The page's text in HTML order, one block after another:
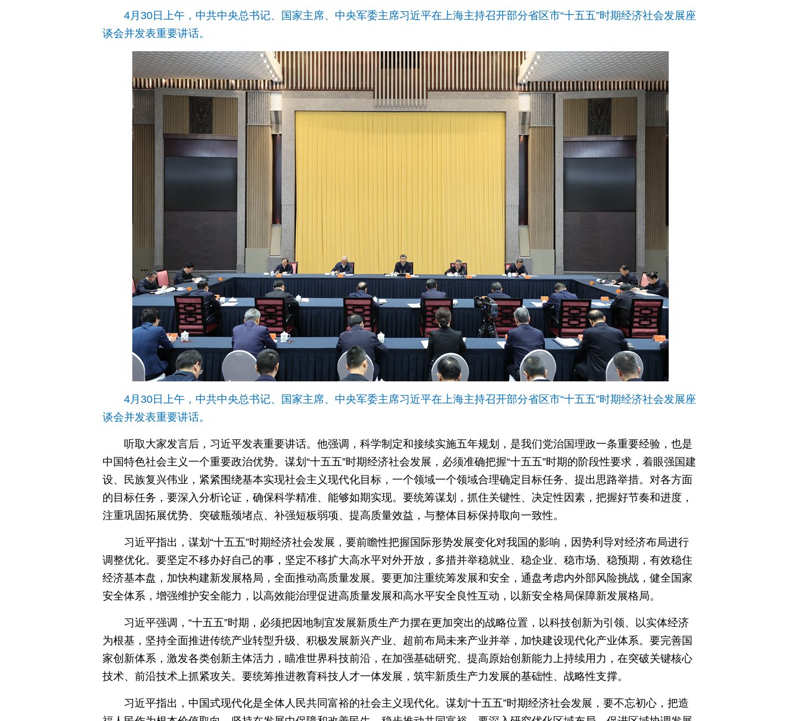
4月30日上午，中共中央总书记、国家主席、中央军委主席习近平在上海主持召开部分省区市“十五五”时期经济社会发展座
谈会并发表重要讲话。
4月30日上午，中共中央总书记、国家主席、中央军委主席习近平在上海主持召开部分省区市“十五五”时期经济社会发展座
谈会并发表重要讲话。
听取大家发言后，习近平发表重要讲话。他强调，科学制定和接续实施五年规划，是我们党治国理政一条重要经验，也是
中国特色社会主义一个重要政治优势。谋划“十五五”时期经济社会发展，必须准确把握“十五五”时期的阶段性要求，着眼强国建
设、民族复兴伟业，紧紧围绕基本实现社会主义现代化目标，一个领域一个领域合理确定目标任务、提出思路举措。对各方面
的目标任务，要深入分析论证，确保科学精准、能够如期实现。要统筹谋划，抓住关键性、决定性因素，把握好节奏和进度，
注重巩固拓展优势、突破瓶颈堵点、补强短板弱项、提高质量效益，与整体目标保持取向一致性。
习近平指出，谋划“十五五”时期经济社会发展，要前瞻性把握国际形势发展变化对我国的影响，因势利导对经济布局进行
调整优化。要坚定不移办好自己的事，坚定不移扩大高水平对外开放，多措并举稳就业、稳企业、稳市场、稳预期，有效稳住
经济基本盘，加快构建新发展格局，全面推动高质量发展。要更加注重统筹发展和安全，通盘考虑内外部风险挑战，健全国家
安全体系，增强维护安全能力，以高效能治理促进高质量发展和高水平安全良性互动，以新安全格局保障新发展格局。
习近平强调，“十五五”时期，必须把因地制宜发展新质生产力摆在更加突出的战略位置，以科技创新为引领、以实体经济
为根基，坚持全面推进传统产业转型升级、积极发展新兴产业、超前布局未来产业并举，加快建设现代化产业体系。要完善国
家创新体系，激发各类创新主体活力，瞄准世界科技前沿，在加强基础研究、提高原始创新能力上持续用力，在突破关键核心
技术、前沿技术上抓紧攻关。要统筹推进教育科技人才一体发展，筑牢新质生产力发展的基础性、战略性支撑。
习近平指出，中国式现代化是全体人民共同富裕的社会主义现代化。谋划“十五五”时期经济社会发展，要不忘初心，把造